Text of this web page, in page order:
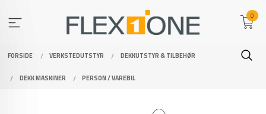
innholdet
0
FORSIDE VERKSTEDUTSTYR DEKKUTSTYR & TILBEHØR
DEKK MASKINER PERSON / VAREBIL